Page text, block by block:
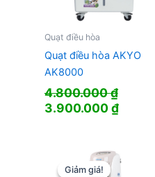
Quạt điều hòa
Quạt điều hòa AKYO
AK8000
4.800.000₫
Giá
4.800.000 ₫.
3.900.000₫Giá
là:
Giảm giá!
Giảm giá!